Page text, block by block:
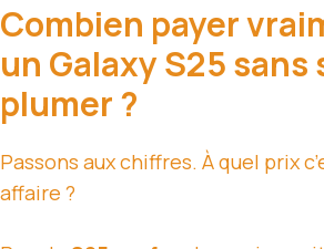
Combien payer
un Galaxy S25 sans
plumer ?
Passons aux chiffres. À quel prix
affaire ?